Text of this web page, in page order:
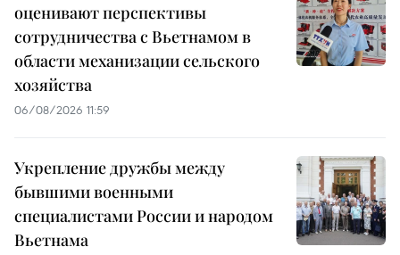
оценивают перспективы
сотрудничества с Вьетнамом в
области механизации сельского
хозяйства
06/08/2026 11:59
Укрепление дружбы между
бывшими военными
специалистами России и народом
Вьетнама